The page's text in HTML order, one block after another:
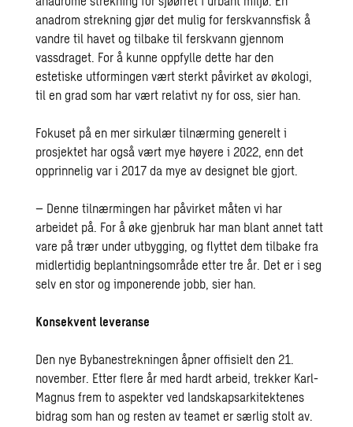
anadrom strekning gjør det mulig for ferskvannsfisk å
vandre til havet og tilbake til ferskvann gjennom
vassdraget. For å kunne oppfylle dette har den
estetiske utformingen vært sterkt påvirket avøkologi,
til en grad som har vært relativt ny for oss, sier han.
Fokuset på en mer sirkulær tilnærming generelt i
prosjektet har også vært mye høyere i 2022, enn det
opprinnelig var i 2017 da mye av designet ble gjort.
– Denne tilnærmingen har påvirket måten vi har
arbeidet på. For å øke gjenbruk har man blant annet tatt
vare på trær under utbygging, og flyttet dem tilbake fra
midlertidig beplantningsområde etter tre år. Det er i seg
selv en stor og imponerende jobb, sier han.
Konsekvent leveranse
Den nye Bybanestrekningenåpner offisielt den 21.
november. Etter flere år med hardt arbeid, trekker Karl-
Magnus frem to aspekter ved landskapsarkitektenes
bidrag som han og resten av teamet er særlig stolt av.